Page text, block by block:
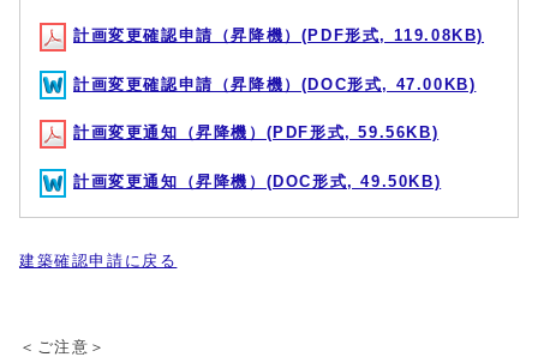
計画変更確認申請（昇降機）(PDF形式, 119.08KB)
計画変更確認申請（昇降機）(DOC形式, 47.00KB)
計画変更通知（昇降機）(PDF形式, 59.56KB)
計画変更通知（昇降機）(DOC形式, 49.50KB)
建築確認申請に戻る
＜ご注意＞